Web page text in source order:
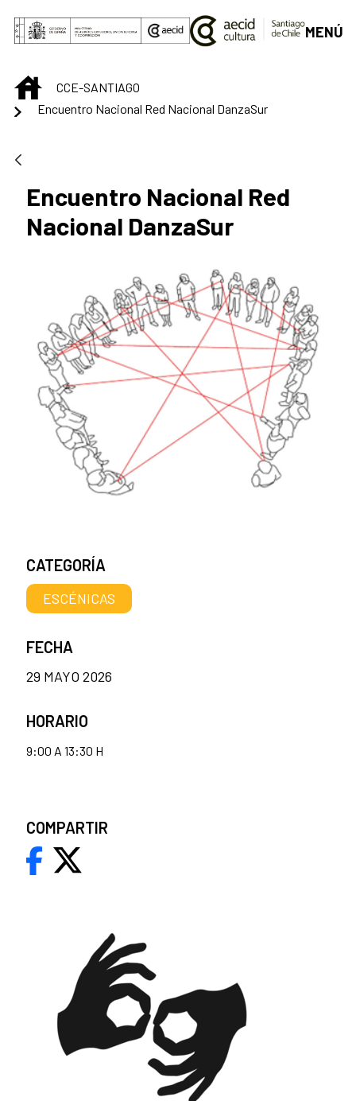
Saltar al contenido principal
MENÚ
INICIOCCE-SANTIAGO
Encuentro Nacional Red Nacional DanzaSur
Encuentro Nacional Red
Nacional DanzaSur
CATEGORÍA
ESCÉNICAS
FECHA
29 MAYO 2026
HORARIO
9:00 A 13:30 H
COMPARTIR